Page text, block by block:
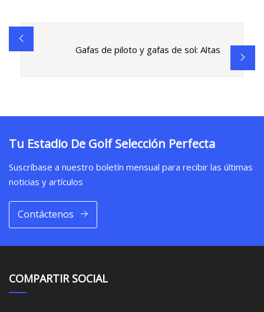
Gafas de piloto y gafas de sol: Altas
Tu Estadio De Golf Selección Perfecta
Suscríbase a nuestro boletín mensual para recibir las últimas
noticias y artículos
Contáctenos
COMPARTIR SOCIAL